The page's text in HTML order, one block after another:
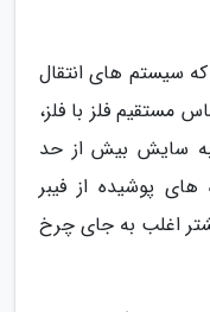
سیستم های انتقال
مستقیم فلز با فلز،
سایش بیش از حد
پوشیده از فیبر
اغلب به جای چرخ